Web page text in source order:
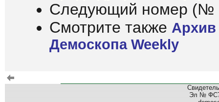
Следующий номер (№
Смотрите также Архив
Демоскопа Weekly
Эл №